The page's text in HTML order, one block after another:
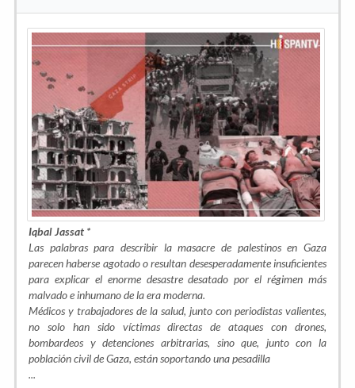
Iqbal Jassat *
Las palabras para describir la masacre de palestinos en Gaza
parecen haberse agotado o resultan desesperadamente insuficientes
para explicar el enorme desastre desatado por el régimen más
malvado e inhumano de la era moderna.
Médicos y trabajadores de la salud, junto con periodistas valientes,
no solo han sido víctimas directas de ataques con drones,
bombardeos y detenciones arbitrarias, sino que, junto con la
población civil de Gaza, están soportando una pesadilla
...